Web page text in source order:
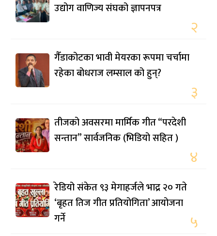
उद्योग वाणिज्य संघको ज्ञापनपत्र
२
गैँडाकोटका भावी मेयरका रूपमा चर्चामा
रहेका बोधराज लम्साल को हुन्?
३
तीजको अवसरमा मार्मिक गीत “परदेशी
सन्तान” सार्वजनिक (भिडियो सहित )
४
रेडियो संकेत ९३ मेगाहर्जले भाद्र २० गते
‘बृहत तिज गीत प्रतियोगिता’ आयोजना
गर्ने
५